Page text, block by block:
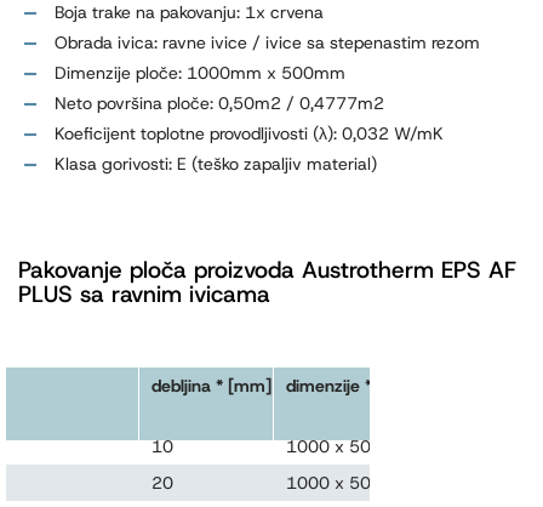
Boja trake na pakovanju: 1x crvena
Obrada ivica: ravne ivice / ivice sa stepenastim rezom
Dimenzije ploče: 1000mm x 500mm
Neto površina ploče: 0,50m2 / 0,4777m2
Koeficijent toplotne provodljivosti (λ): 0,032 W/mK
Klasa gorivosti: E (teško zapaljiv material)
Pakovanje ploča proizvoda Austrotherm EPS AF
PLUS sa ravnim ivicama
debljina * [mm] dimenzije ** [mm]
10
1000 x 500
20
1000 x 500